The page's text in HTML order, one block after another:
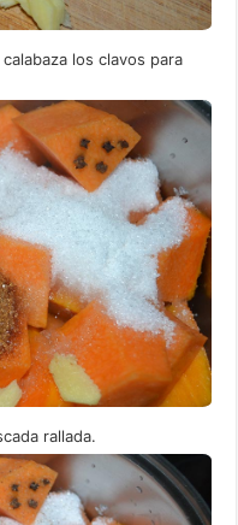
los clavos para
rallada.